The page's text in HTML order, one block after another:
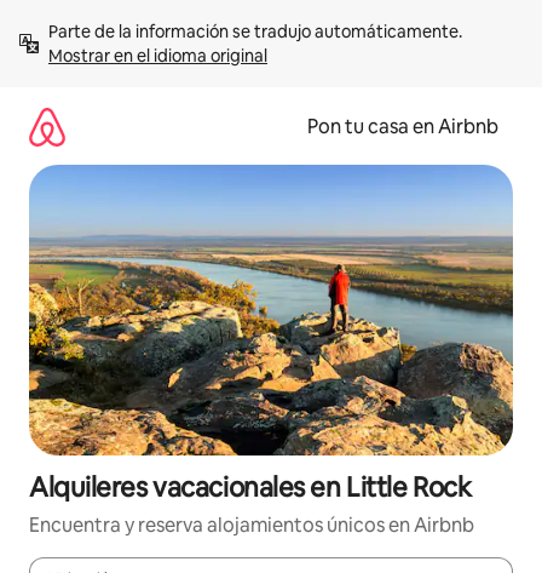
contenidoMostrar en el idioma original
Pon tu casa en Airbnb
Alquileres vacacionales en Little Rock
Encuentra y reserva alojamientos únicos en Airbnb